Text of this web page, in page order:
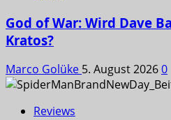
God of War: Wird Dave
Kratos?
Marco Golüke 5. August 20260
Reviews